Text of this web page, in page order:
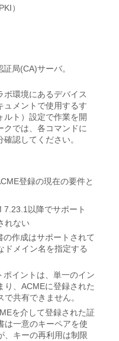
）
局(CA)サーバ。
ボ環境にあるデバイス
ュメントで使用するす
ルト）設定で作業を開
クでは、各コマンドに
認してください。
登録の現在の要件と
7.23.1以降でサポート
れない
作成はサポートされて
ドメイン名を指定する
イントは、単一のイン
り、ACMEに登録された
共有できません。
を介して登録された証
は一意のキーペアを使
、キーの再利用は制限